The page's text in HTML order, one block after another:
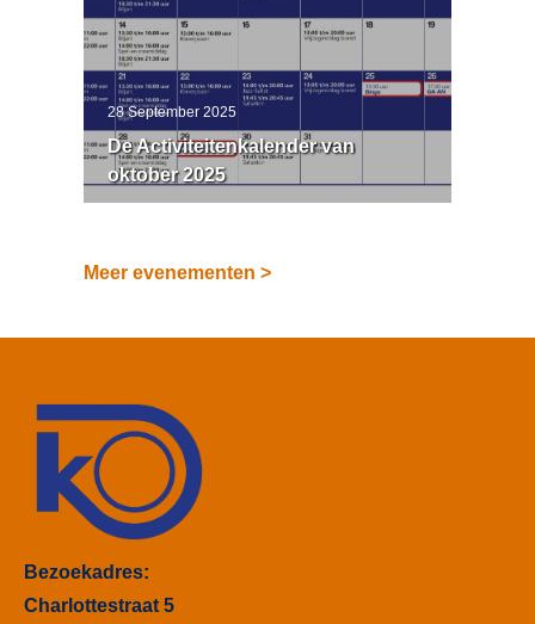
28 September 2025
De Activiteitenkalender van
oktober 2025
Meer evenementen >
Bezoekadres:
Charlottestraat 5